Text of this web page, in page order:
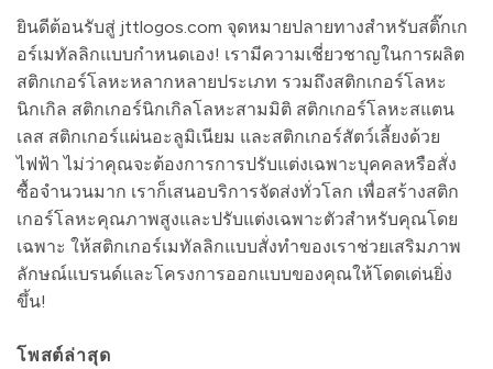
ยินดีต้อนรับสู่ jttlogos.com จุดหมายปลายทางสำหรับสติ๊กเก
อร์เมทัลลิกแบบกำหนดเอง! เรามีความเชี่ยวชาญในการผลิต
สติกเกอร์โลหะหลากหลายประเภท รวมถึงสติกเกอร์โลหะ
นิกเกิล สติกเกอร์นิกเกิลโลหะสามมิติ สติกเกอร์โลหะสแตน
เลส สติกเกอร์แผ่นอะลูมิเนียม และสติกเกอร์สัตว์เลี้ยงด้วย
ไฟฟ้า ไม่ว่าคุณจะต้องการการปรับแต่งเฉพาะบุคคลหรือสั่ง
ซื้อจำนวนมาก เราก็เสนอบริการจัดส่งทั่วโลก เพื่อสร้างสติก
เกอร์โลหะคุณภาพสูงและปรับแต่งเฉพาะตัวสำหรับคุณโดย
เฉพาะ ให้สติกเกอร์เมทัลลิกแบบสั่งทำของเราช่วยเสริมภาพ
ลักษณ์แบรนด์และโครงการออกแบบของคุณให้โดดเด่นยิ่ง
ขึ้น!
โพสต์ล่าสุด